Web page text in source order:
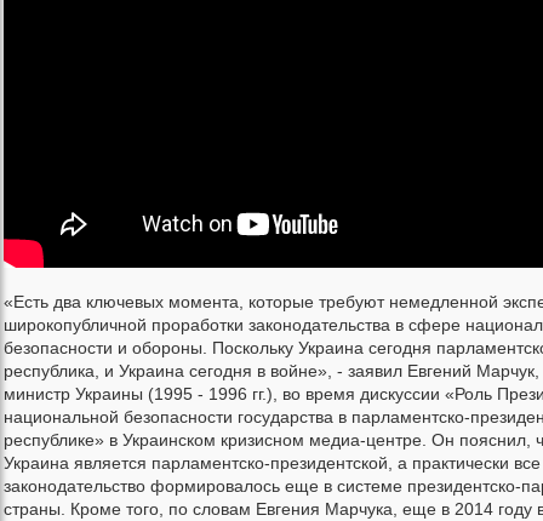
«Есть два ключевых момента, которые требуют немедленной
широкопубличной проработки законодательства в сфере
безопасности и обороны. Поскольку Украина сегодня
республика, и Украина сегодня в войне», - заявил Евгений
министр Украины (1995 - 1996 гг.), во время дискуссии «Роль
национальной безопасности государства в парламентско-
республике» в Украинском кризисном медиа-центре. Он пояснил,
Украина является парламентско-президентской, а практически все
законодательство формировалось еще в системе президентско-
страны. Кроме того, по словам Евгения Марчука, еще в 2014 году